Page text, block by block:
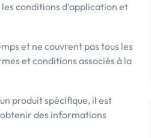
conditions d’application et
et ne couvrent pas tous les
et conditions associés à la
produit spécifique, il est
des informations